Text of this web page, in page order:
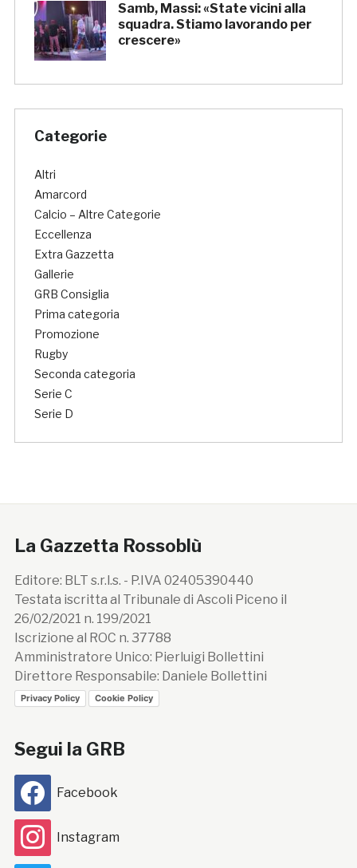
Samb, Massi: «State vicini alla
squadra. Stiamo lavorando per
crescere»
Categorie
Altri
Amarcord
Calcio – Altre Categorie
Eccellenza
Extra Gazzetta
Gallerie
GRB Consiglia
Prima categoria
Promozione
Rugby
Seconda categoria
Serie C
Serie D
La Gazzetta Rossoblù
Editore: BLT s.r.l.s. - P.IVA 02405390440
Testata iscritta al Tribunale di Ascoli Piceno il
26/02/2021 n. 199/2021
Iscrizione al ROC n. 37788
Amministratore Unico: Pierluigi Bollettini
Direttore Responsabile: Daniele Bollettini
Privacy Policy Cookie Policy
Segui la GRB
Facebook
Instagram